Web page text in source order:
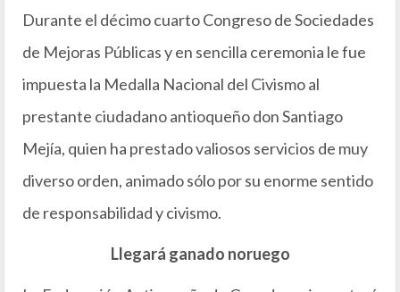
Durante el décimo cuarto Congreso de Sociedades
de Mejoras Públicas y en sencilla ceremonia le fue
impuesta la Medalla Nacional del Civismo al
prestante ciudadano antioqueño don Santiago
Mejía, quien ha prestado valiosos servicios de muy
diverso orden, animado sólo por su enorme sentido
de responsabilidad y civismo.
Llegará ganado noruego